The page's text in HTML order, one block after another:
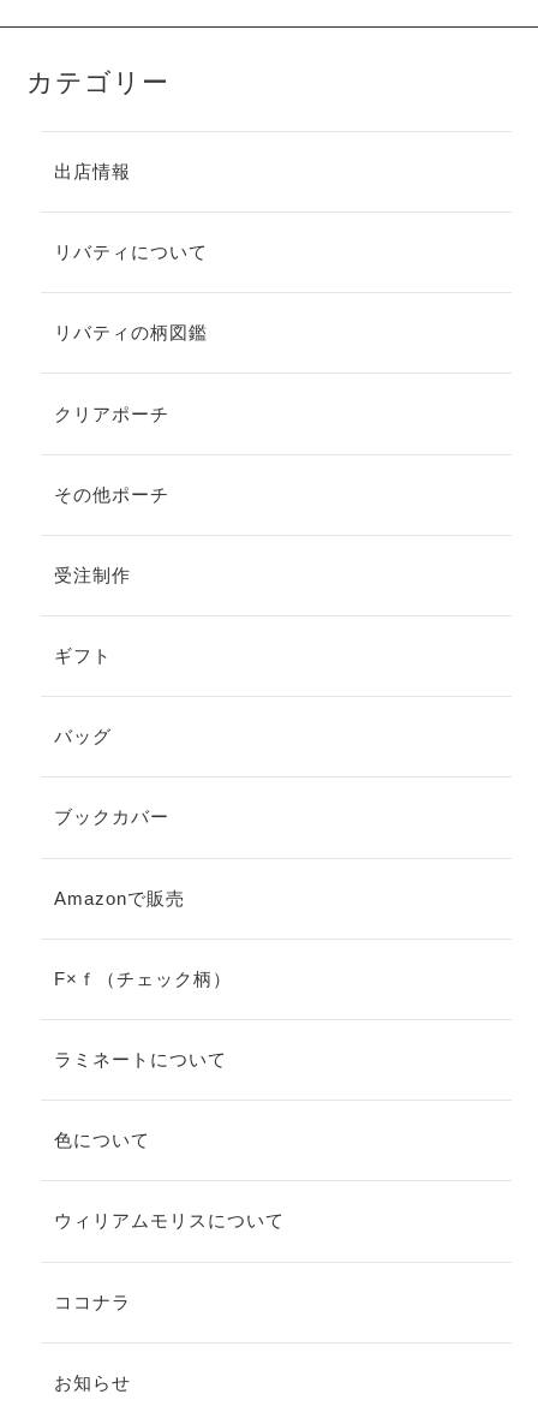
カテゴリー
出店情報
リバティについて
リバティの柄図鑑
クリアポーチ
その他ポーチ
受注制作
ギフト
バッグ
ブックカバー
Amazonで販売
F×ｆ（チェック柄）
ラミネートについて
色について
ウィリアムモリスについて
ココナラ
お知らせ